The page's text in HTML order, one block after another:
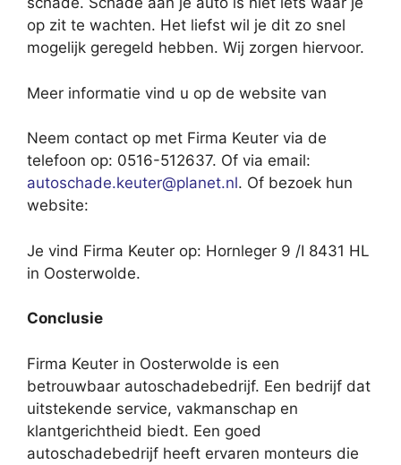
op zit te wachten. Het liefst wil je dit zo snel
mogelijk geregeld hebben. Wij zorgen hiervoor.
Meer informatie vind u op de website van
Neem contact op met Firma Keuter via de
telefoon op: 0516-512637. Of via email:
autoschade.keuter@planet.nl. Of bezoek hun
website:
Je vind Firma Keuter op: Hornleger 9 /I 8431 HL
in Oosterwolde.
Conclusie
Firma Keuter in Oosterwolde is een
betrouwbaar autoschadebedrijf. Een bedrijf dat
uitstekende service, vakmanschap en
klantgerichtheid biedt. Een goed
autoschadebedrijf heeft ervaren monteurs die